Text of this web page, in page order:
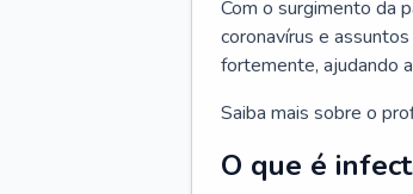
Com o surgimento da
coronavírus e
fortemente, ajudando
Saiba mais sobre o
O que é